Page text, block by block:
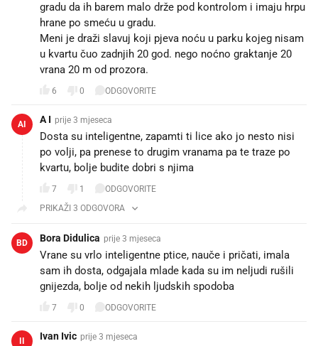
gradu da ih barem malo drže pod kontrolom i imaju hrpu
hrane po smeću u gradu.
Meni je draži slavuj koji pjeva noću u parku kojeg nisam
u kvartu čuo zadnjih 20 god. nego noćno graktanje 20
vrana 20 m od prozora.
6 0 ODGOVORITE
AI A I prije 3 mjeseca
Dosta su inteligentne, zapamti ti lice ako jo nesto nisi
po volji, pa prenese to drugim vranama pa te traze po
kvartu, bolje budite dobri s njima
7 1
ODGOVORITE
PRIKAŽI 3 ODGOVORA
BD Bora Didulica prije 3 mjeseca
Vrane su vrlo inteligentne ptice, nauče i pričati, imala
sam ih dosta, odgajala mlade kada su im neljudi rušili
gnijezda, bolje od nekih ljudskih spodoba
7 0 ODGOVORITE
Ivan Ivic prije 3 mjeseca